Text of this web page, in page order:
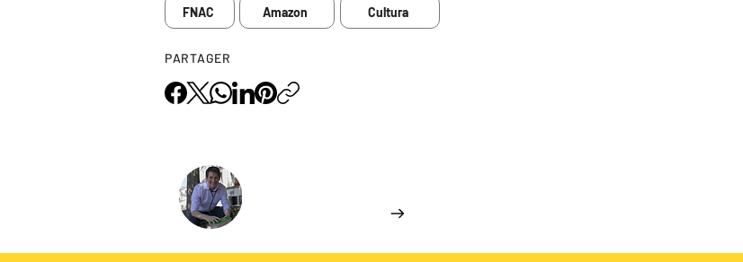
FNAC Amazon Cultura
PARTAGER